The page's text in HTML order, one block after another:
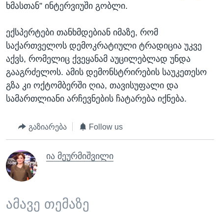
ხმასთან” ინტერვიუში გობლი.
ექსპერტები თანხმდებიან იმაზე, რომ
საქართველოს დემოკრატიული ტრადიცია უკვე
აქვს, რომელიც ქვეყანამ აუცილებლად უნდა
გააგრძელოს. ამის დემონსტრირების საუკეთესო
გზა კი ოქტომბერში ღია, თავისუფალი და
სამართლიანი არჩევნების ჩატარება იქნება.
გაზიარება Follow us
ია მეურმიშვილი
ამავე თემაზე